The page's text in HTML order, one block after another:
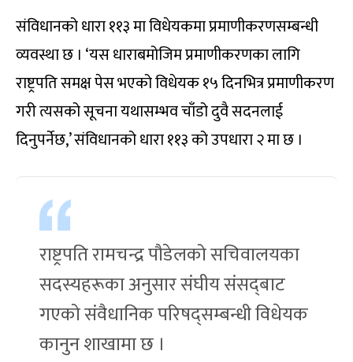
संविधानको धारा ११३ मा विधेयकमा प्रमाणीकरणसम्बन्धी
व्यवस्था छ । ‘यस धाराबमोजिम प्रमाणीकरणका लागि
राष्ट्रपति समक्ष पेस भएको विधेयक १५ दिनभित्र प्रमाणीकरण
गरी त्यसको सूचना यथासम्भव चाँडो दुवै सदनलाई
दिनुपर्नेछ,’ संविधानको धारा ११३ को उपधारा २ मा छ ।
राष्ट्रपति रामचन्द्र पौडेलको सचिवालयका
सदस्यहरूका अनुसार संघीय संसद्‌बाट
गएको संवैधानिक परिषद्सम्बन्धी विधेयक
कानुन शाखामा छ ।